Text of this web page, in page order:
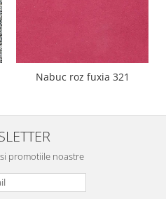
Nabuc roz fuxia 321
promotiile noastre